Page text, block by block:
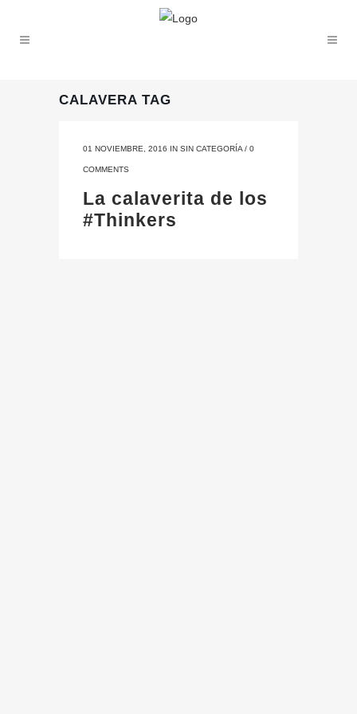
CALAVERA TAG
01 NOVIEMBRE, 2016 IN SIN CATEGORÍA / 0
COMMENTS
La calaverita de los
#Thinkers